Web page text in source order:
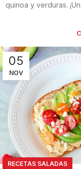
quinoa y verduras.
05
NOV
RECETAS SALADAS